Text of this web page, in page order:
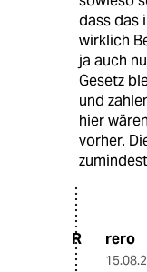
dass das
wirklich
ja auch
Gesetz
und
hier
vorher.
R rero